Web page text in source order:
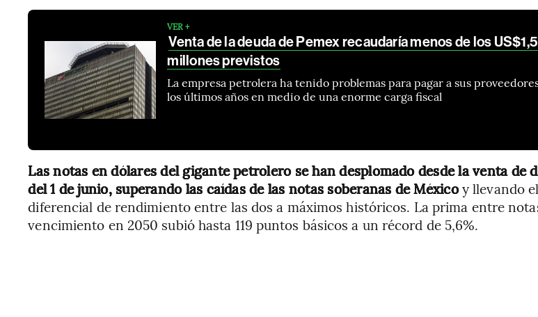
VER +
Venta de la deuda de Pemex recaudaría menos de los
millones previstos
La empresa petrolera ha tenido problemas para pagar a sus
los últimos años en medio de una enorme carga fiscal
Las notas en dólares del gigante petrolero se han desplomado desde la venta de
del 1 de junio, superando las caídas de las notas soberanas de Méxicoy llevando el
diferencial de rendimiento entre las dos a máximos históricos. La prima entre
vencimiento en 2050 subió hasta 119 puntos básicos a un récord de 5,6%.